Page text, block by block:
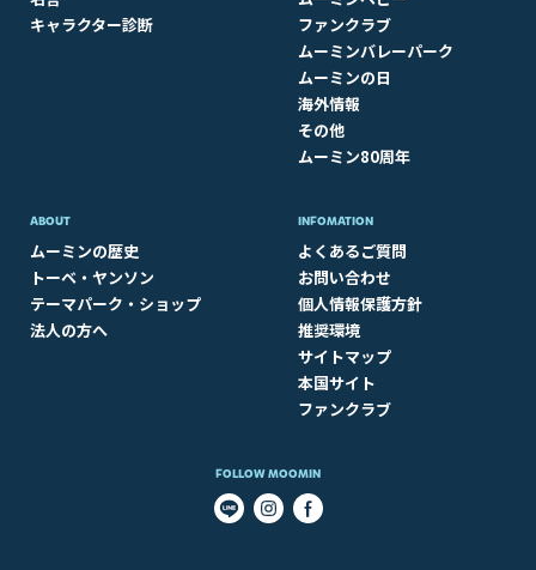
キャラクター診断
ファンクラブ
ムーミンバレーパーク
ムーミンの日
海外情報
その他
ムーミン80周年
ABOUT​
ムーミンの歴史
トーベ・ヤンソン
テーマパーク・ショップ
法人の方へ
INFOMATION
よくあるご質問
お問い合わせ
個人情報保護方針
推奨環境
サイトマップ
本国サイト
ファンクラブ
FOLLOW MOOMIN